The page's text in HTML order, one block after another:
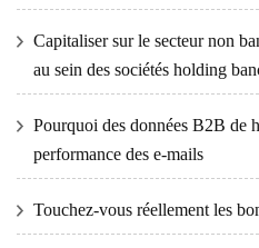
Capitaliser sur le secteur non
au sein des sociétés holding
Pourquoi des données B2B de
performance des e-mails
Touchez-vous réellement les